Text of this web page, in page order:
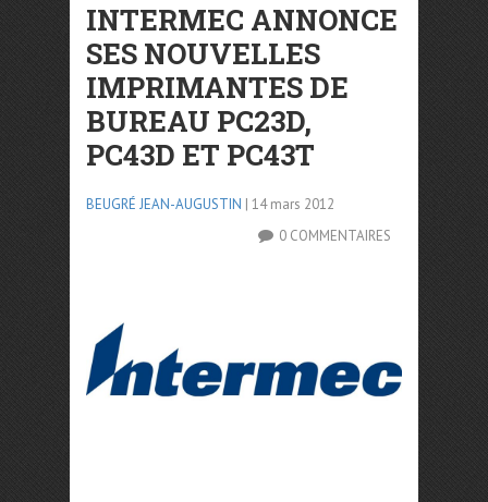
INTERMEC ANNONCE
SES NOUVELLES
IMPRIMANTES DE
BUREAU PC23D,
PC43D ET PC43T
BEUGRÉ JEAN-AUGUSTIN | 14 mars 2012
0 COMMENTAIRES